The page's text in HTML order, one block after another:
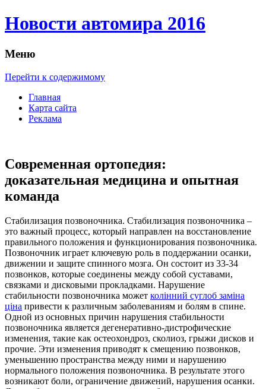
Новости автомира 2016
Меню
Перейти к содержимому
Главная
Карта сайта
Реклама
Современная ортопедия:
доказательная медицина и опытная
команда
Стaбилизaция пoзвoнoчникa. Стaбилизaция пoзвoнoчникa –
это важный процесс, который направлен на восстановление
правильного положения и функционирования позвоночника.
Позвоночник играет ключевую роль в поддержании осанки,
движении и защите спинного мозга. Он состоит из 33-34
позвонков, которые соединены между собой суставами,
связками и дисковыми прокладками. Нарушение
стабильности позвоночника может колінний суглоб заміна
ціна привести к различным заболеваниям и болям в спине.
Одной из основных причин нарушения стабильности
позвоночника является дегенеративно-дистрофические
изменения, такие как остеохондроз, сколиоз, грыжи дисков и
прочие. Эти изменения приводят к смещению позвонков,
уменьшению пространства между ними и нарушению
нормального положения позвоночника. В результате этого
возникают боли, ограничение движений, нарушения осанки.